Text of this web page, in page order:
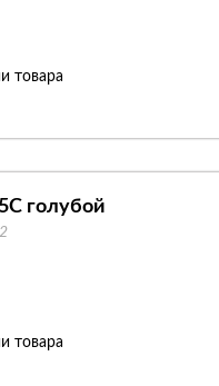
товара
голубой
товара